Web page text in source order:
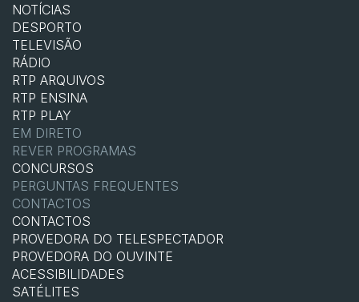
NOTÍCIAS
DESPORTO
TELEVISÃO
RÁDIO
RTP ARQUIVOS
RTP ENSINA
RTP PLAY
EM DIRETO
REVER PROGRAMAS
CONCURSOS
PERGUNTAS FREQUENTES
CONTACTOS
CONTACTOS
PROVEDORA DO TELESPECTADOR
PROVEDORA DO OUVINTE
ACESSIBILIDADES
SATÉLITES